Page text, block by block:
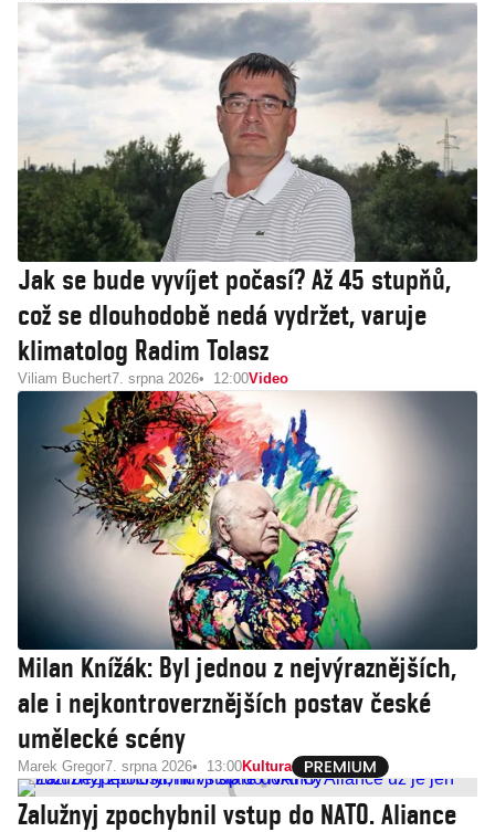
Jak se bude vyvíjet počasí? Až 45 stupňů,
což se dlouhodobě nedá vydržet, varuje
klimatolog Radim Tolasz
Viliam Buchert7. srpna 2026 12:00Video
Milan Knížák: Byl jednou z nejvýraznějších,
ale i nejkontroverznějších postav české
umělecké scény
Marek Gregor7. srpna 2026 13:00Kultura
Zalužnyj zpochybnil vstup do NATO. Aliance